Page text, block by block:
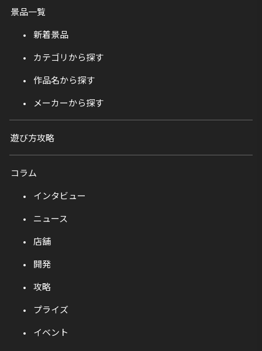
景品一覧
新着景品
カテゴリから探す
作品名から探す
メーカーから探す
遊び方攻略
コラム
インタビュー
ニュース
店舗
開発
攻略
プライズ
イベント